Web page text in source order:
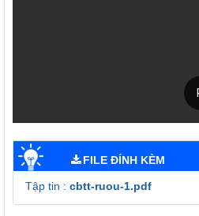
FILE ĐÍNH KÈM
Tập tin : cbtt-ruou-1.pdf